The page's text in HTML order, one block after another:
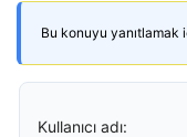
Bu konuyu yanıtlamak
Kullanıcı adı: